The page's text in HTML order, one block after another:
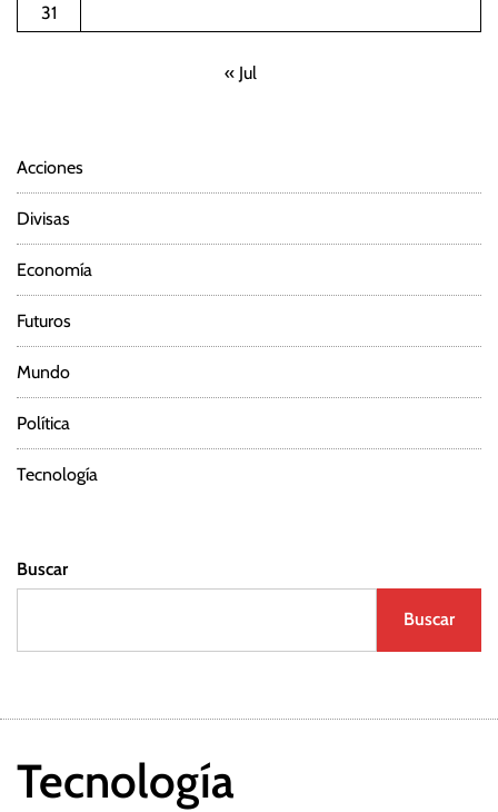
31
« Jul
Acciones
Divisas
Economía
Futuros
Mundo
Política
Tecnología
Buscar
Buscar
Tecnología